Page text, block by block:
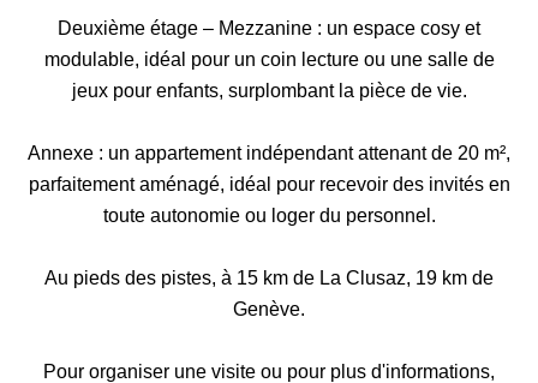
Deuxième étage – Mezzanine : un espace cosy et
modulable, idéal pour un coin lecture ou une salle de
jeux pour enfants, surplombant la pièce de vie.
Annexe : un appartement indépendant attenant de 20 m²,
parfaitement aménagé, idéal pour recevoir des invités en
toute autonomie ou loger du personnel.
Au pieds des pistes, à 15 km de La Clusaz, 19 km de
Genève.
Pour organiser une visite ou pour plus d'informations,